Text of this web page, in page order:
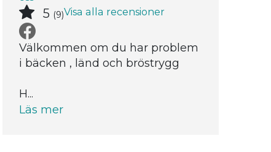
5 (9)Visa alla recensioner
Välkommen om du har problem
i bäcken , länd och bröstrygg
H...
Läs mer